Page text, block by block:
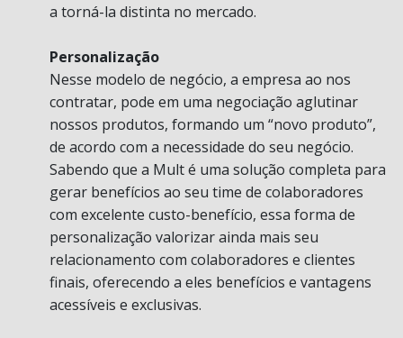
a torná-la distinta no mercado.
Personalização
Nesse modelo de negócio, a empresa ao nos
contratar, pode em uma negociação aglutinar
nossos produtos, formando um “novo produto”,
de acordo com a necessidade do seu negócio.
Sabendo que a Mult é uma solução completa para
gerar benefícios ao seu time de colaboradores
com excelente custo-benefício, essa forma de
personalização valorizar ainda mais seu
relacionamento com colaboradores e clientes
finais, oferecendo a eles benefícios e vantagens
acessíveis e exclusivas.